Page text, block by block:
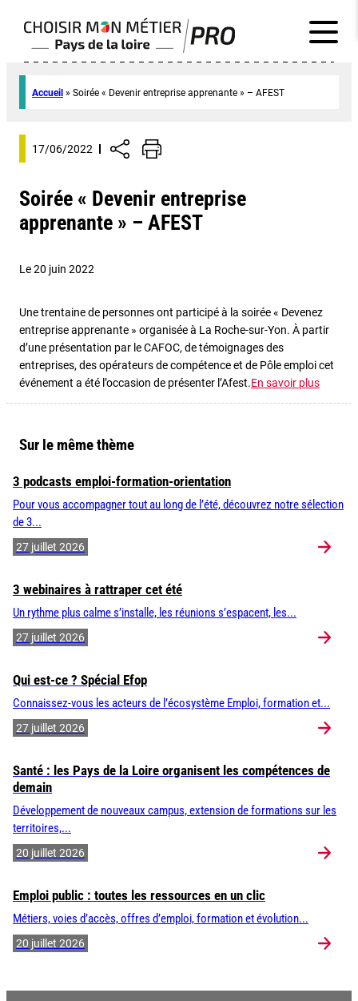
Accueil » Soirée « Devenir entreprise apprenante » – AFEST
17/06/2022
Soirée « Devenir entreprise
apprenante » – AFEST
Le 20 juin 2022
Une trentaine de personnes ont participé à la soirée « Devenez
entreprise apprenante » organisée à La Roche-sur-Yon. À partir
d’une présentation par le CAFOC, de témoignages des
entreprises, des opérateurs de compétence et de Pôle emploi cet
événement a été l’occasion de présenter l’Afest.En savoir plus
Sur le même thème
3 podcasts emploi-formation-orientation
Pour vous accompagner tout au long de l’été, découvrez notre sélection
de 3...
27 juillet 2026
3 webinaires à rattraper cet été
Un rythme plus calme s’installe, les réunions s’espacent, les...
27 juillet 2026
Qui est-ce ? Spécial Efop
Connaissez-vous les acteurs de l’écosystème Emploi, formation et...
27 juillet 2026
Santé : les Pays de la Loire organisent les compétences de
demain
Développement de nouveaux campus, extension de formations sur les
territoires,...
20 juillet 2026
Emploi public : toutes les ressources en un clic
Métiers, voies d’accès, offres d’emploi, formation et évolution...
20 juillet 2026